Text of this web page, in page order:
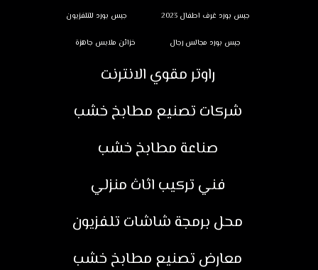
جبس بورد غرف اطفال 2023 جبس بورد للتلفزيون
جبس بورد مجالس رجال خزائن ملابس جاهزة
راوتر مقوي الانترنت
شركات تصنيع مطابخ خشب
صناعة مطابخ خشب
فني تركيب اثاث منزلي
محل برمجة شاشات تلفزيون
معارض تصنيع مطابخ خشب